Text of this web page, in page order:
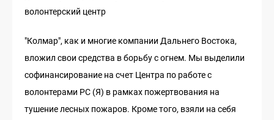
волонтерский центр
"Колмар", как и многие компании Дальнего Востока,
вложил свои средства в борьбу с огнем. Мы выделили
софинансирование на счет Центра по работе с
волонтерами РС (Я) в рамках пожертвования на
тушение лесных пожаров. Кроме того, взяли на себя